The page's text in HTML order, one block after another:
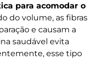
para acomodar o
do volume, as fibras
e causam a
saudável evita
esse tipo